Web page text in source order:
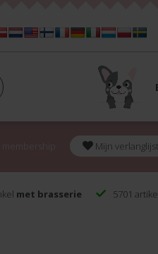
Mijn verlanglijst
met brasserie 5701